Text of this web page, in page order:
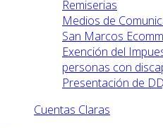
Remiserias
Medios de
San Marcos
Exención del
personas con
Presentación de
Cuentas Claras